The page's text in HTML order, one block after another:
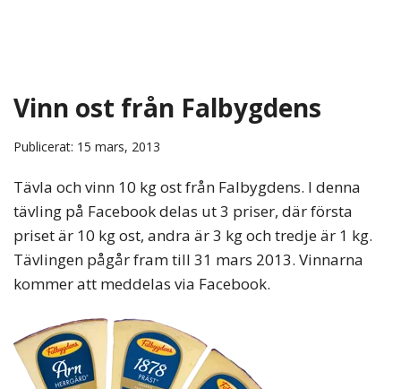
Vinn ost från Falbygdens
Publicerat: 15 mars, 2013
Tävla och vinn 10 kg ost från Falbygdens. I denna
tävling på Facebook delas ut 3 priser, där första
priset är 10 kg ost, andra är 3 kg och tredje är 1 kg.
Tävlingen pågår fram till 31 mars 2013. Vinnarna
kommer att meddelas via Facebook.